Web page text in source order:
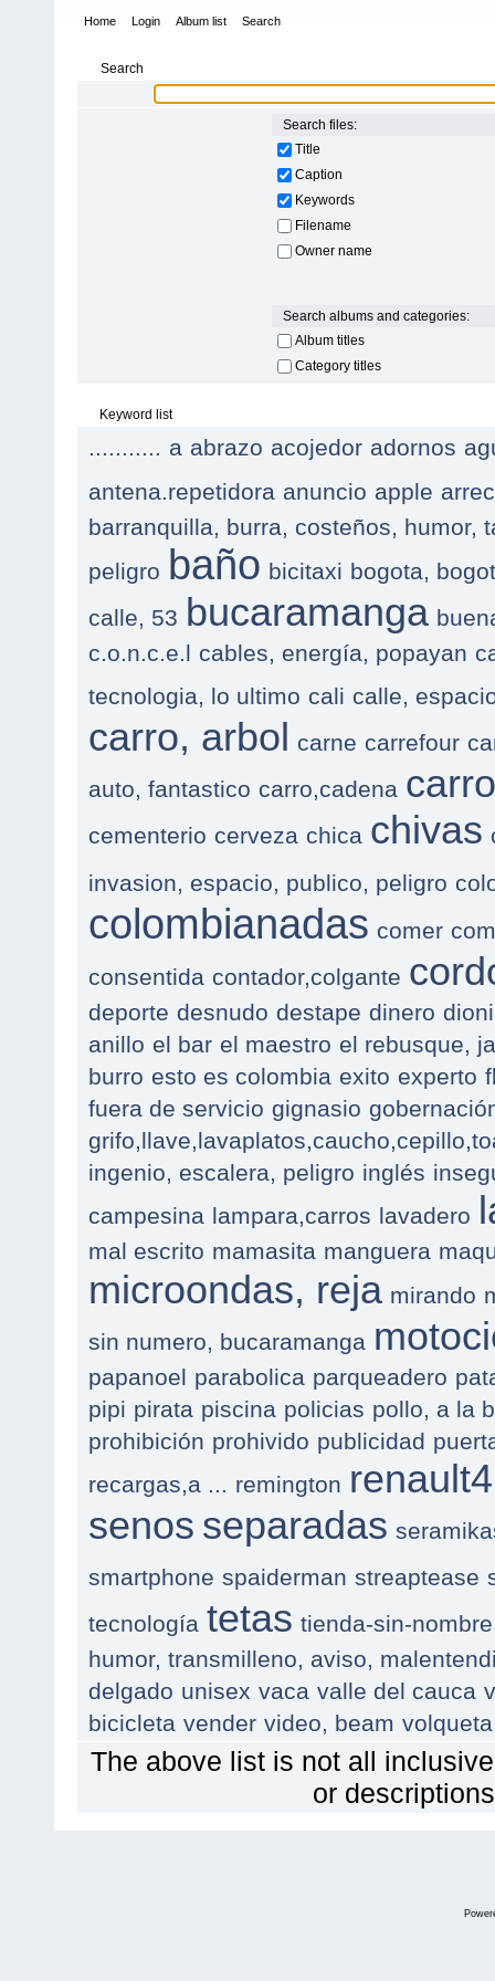
Home Login Album list Search
Search
Search files:
Title
Caption
Keywords
Filename
Owner name
Search albums and categories:
Album titles
Category titles
Keyword list
........... a abrazo acojedor adornos
antena.repetidora anuncio apple
barranquilla, burra, costeños, humor,
peligro baño bicitaxi bogota,
calle, 53 bucaramanga
c.o.n.c.e.l cables, energía, popayan
tecnologia, lo ultimo cali calle,
carro, arbol carne carrefour
auto, fantastico carro,cadena
cementerio cerveza chica chivas
invasion, espacio, publico, peligro
colombianadas comer
consentida contador,colgante
deporte desnudo destape dinero
anillo el bar el maestro el rebusque,
burro esto es colombia exito experto
fuera de servicio gignasio
ingenio, escalera, peligro inglés
campesina lampara,carros lavadero
mal escrito mamasita manguera
microondas, reja mirando
sin numero, bucaramanga
papanoel parabolica parqueadero
pipi pirata piscina policias pollo, a la
prohibición prohivido publicidad
recargas,a ... remington renault4
senos separadas
smartphone spaiderman streaptease
tecnología tetas tienda-sin-nombre
humor, transmilleno, aviso,
delgado unisex vaca valle del cauca
bicicleta vender video, beam volqueta
The above list is not all
or